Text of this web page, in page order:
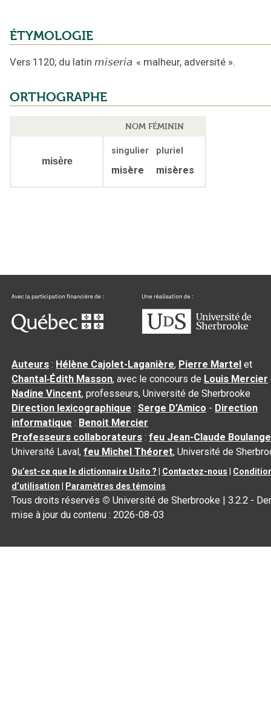
ÉTYMOLOGIE
Vers 1120; du latin miseria « malheur, adversité ».
ORTHOGRAPHE
NOM FÉMININ
misère
singulier pluriel
misère misères
Auteurs : Hélène Cajolet-Laganière, Pierre Martel et
Chantal‑Édith Masson, avec le concours de Louis Mercier
Nadine Vincent, professeurs, Université de Sherbrooke
Direction lexicographique :Serge D’Amico - Direction
informatique : Benoit Mercier
Professeurs collaborateurs :feu Jean-Claude
Université Laval,feu Michel Théoret, Université de
Qu’est-ce que le dictionnaire Usito ? Contactez-nous
d’utilisation
Paramètres des témoins
Tous droits réservés © Université de Sherbrooke |3.2.2 -
mise à jour du contenu :2026-08-03